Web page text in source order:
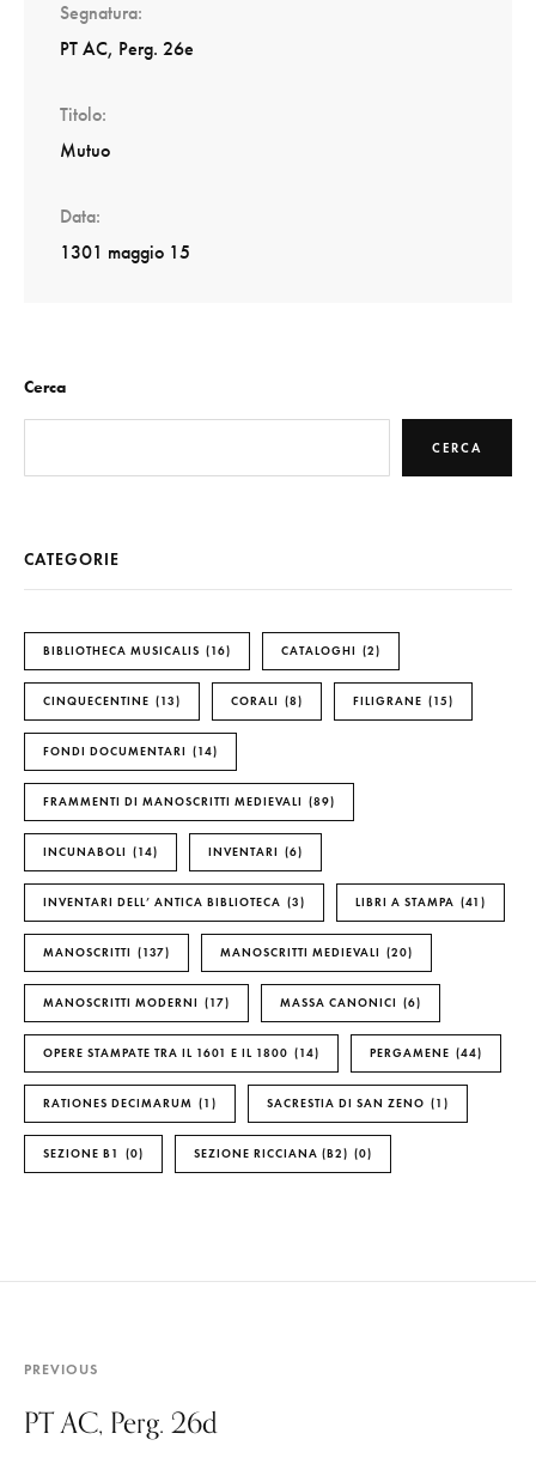
Segnatura
PT AC, Perg. 26e
Titolo
Mutuo
Data
1301 maggio 15
Cerca
CERCA
CATEGORIE
BIBLIOTHECA MUSICALIS 16 CATALOGHI 2
CINQUECENTINE 13 CORALI 8 FILIGRANE 15
FONDI DOCUMENTARI 14
FRAMMENTI DI MANOSCRITTI MEDIEVALI 89
INCUNABOLI 14 INVENTARI 6
INVENTARI DELL’ ANTICA BIBLIOTECA 3 LIBRI A STAMPA 41
MANOSCRITTI 137 MANOSCRITTI MEDIEVALI 20
MANOSCRITTI MODERNI 17 MASSA CANONICI 6
OPERE STAMPATE TRA IL 1601 E IL 1800 14 PERGAMENE 44
RATIONES DECIMARUM 1 SACRESTIA DI SAN ZENO 1
SEZIONE B1 0 SEZIONE RICCIANA (B2) 0
PREVIOUS
PT AC, Perg. 26d